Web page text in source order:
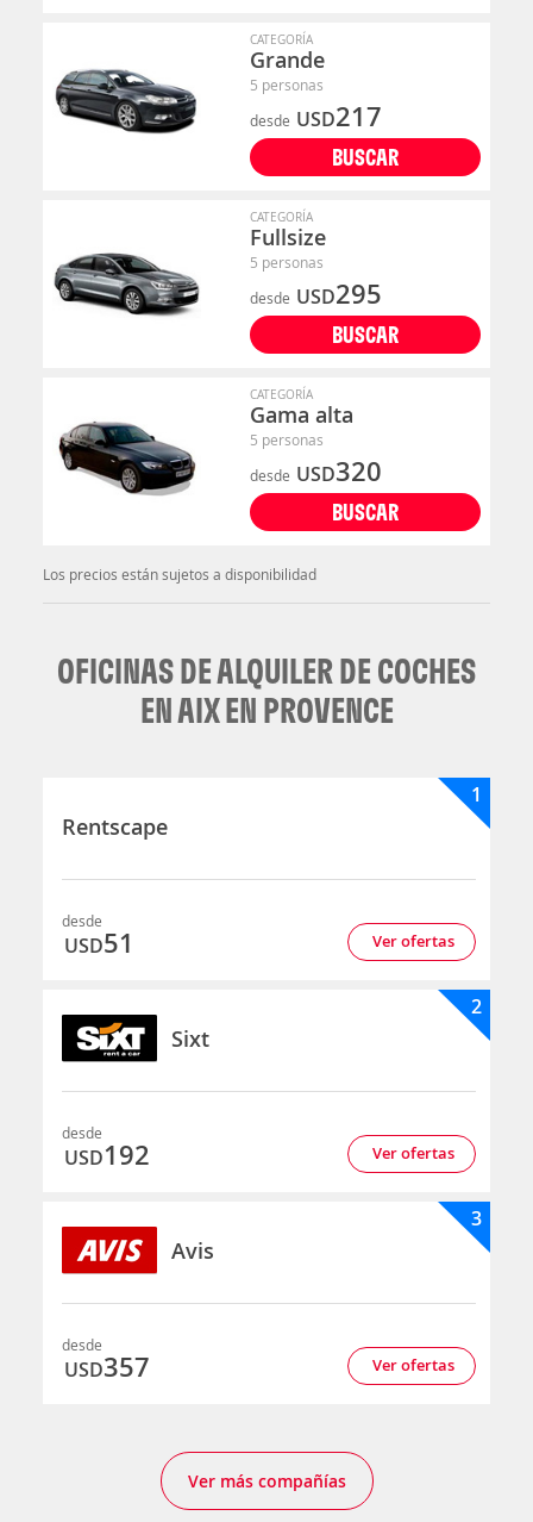
CATEGORÍA
Grande
5 personas
desde USD217
BUSCAR
CATEGORÍA
Fullsize
5 personas
desde USD295
BUSCAR
CATEGORÍA
Gama alta
5 personas
desde USD320
BUSCAR
Los precios están sujetos a disponibilidad
OFICINAS DE ALQUILER DE COCHES
EN AIX EN PROVENCE
Rentscape
1
desde
USD51 Ver ofertas
Sixt
2
desde
USD192 Ver ofertas
Avis
3
desde
USD357 Ver ofertas
Ver más compañías